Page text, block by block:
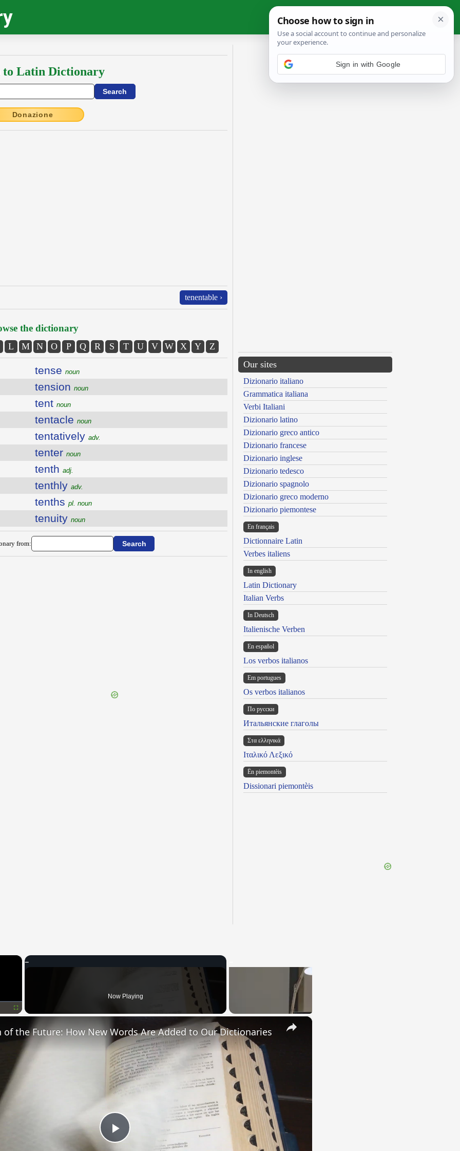
to Latin Dictionary
Donazione
tenentable ›
the dictionary
L M N O P Q R S T U V W X Y Z
tense noun
tension noun
tent noun
tentacle noun
tentatively adv.
tenter noun
tenth adj.
tenthly adv.
tenths pl. noun
tenuity noun
from:
Our sites
Dizionario italiano
Grammatica italiana
Verbi Italiani
Dizionario latino
Dizionario greco antico
Dizionario francese
Dizionario inglese
Dizionario tedesco
Dizionario spagnolo
Dizionario greco moderno
Dizionario piemontese
En français
Dictionnaire Latin
Verbes italiens
In english
Latin Dictionary
Italian Verbs
In Deutsch
Italienische Verben
En español
Los verbos italianos
Em portugues
Os verbos italianos
По русски
Итальянские глаголы
Στα ελληνικά
Ιταλικό Λεξικό
Ën piemontèis
Dissionari piemontèis
×
Now Playing
×
Play
of the Future: How New Words Are Added to Our Dictionaries